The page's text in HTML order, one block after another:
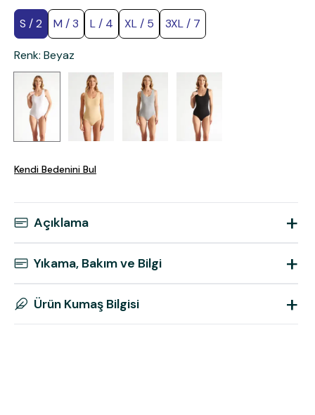
S / 2 M / 3 L / 4 XL / 5 3XL / 7
Renk: Beyaz
Kendi Bedenini Bul
Açıklama +
Yıkama, Bakım ve Bilgi +
Ürün Kumaş Bilgisi +